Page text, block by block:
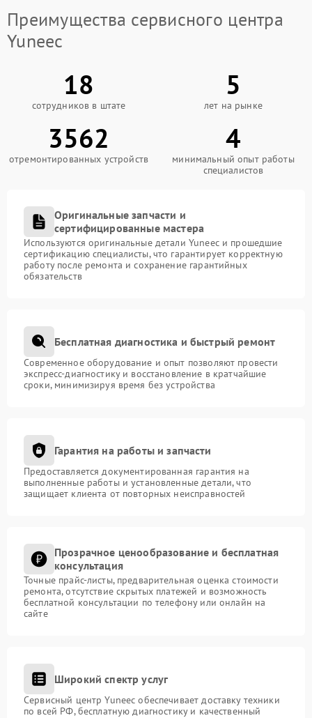
Преимущества сервисного центра
Yuneec
18
сотрудников в штате
5
лет на рынке
3562
отремонтированных устройств
4
минимальный опыт работы
специалистов
Оригинальные запчасти и
сертифицированные мастера
Используются оригинальные детали Yuneec и прошедшие
сертификацию специалисты, что гарантирует корректную
работу после ремонта и сохранение гарантийных
обязательств
Бесплатная диагностика и быстрый ремонт
Современное оборудование и опыт позволяют провести
экспресс-диагностику и восстановление в кратчайшие
сроки, минимизируя время без устройства
Гарантия на работы и запчасти
Предоставляется документированная гарантия на
выполненные работы и установленные детали, что
защищает клиента от повторных неисправностей
Прозрачное ценообразование и бесплатная
консультация
Точные прайс-листы, предварительная оценка стоимости
ремонта, отсутствие скрытых платежей и возможность
бесплатной консультации по телефону или онлайн на
сайте
Широкий спектр услуг
Сервисный центр Yuneec обеспечивает доставку техники
по всей РФ, бесплатную диагностику и качественный